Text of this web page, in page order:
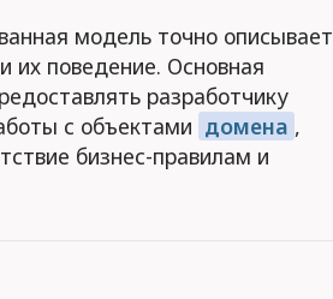
модель точно описывает
их поведение. Основная
разработчику
с объектами домена ,
бизнес-правилам и